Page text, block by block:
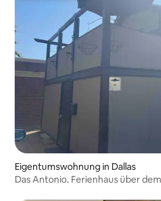
Eigentumswohnung in Dallas
Das Antonio. Ferienhaus über